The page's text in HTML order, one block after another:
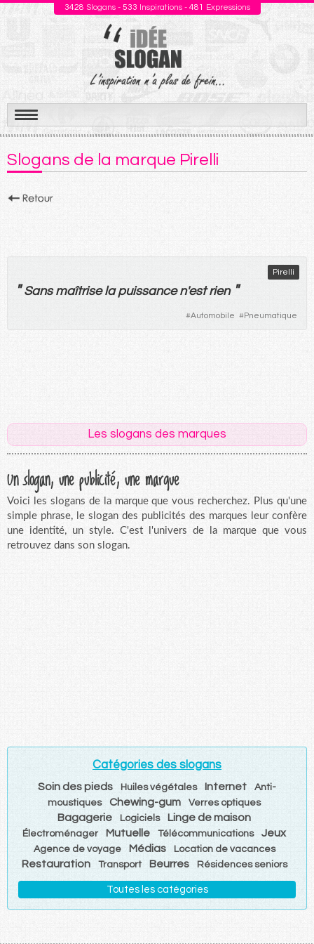
3428 Slogans - 533 Inspirations - 481 Expressions
Aller
au
contenu
Slogans de la marque Pirelli
Pirelli
" Sans maîtrise la puissancen'est rien "
#Automobile #Pneumatique
Les slogans des marques
Un slogan, une publicité, une marque
Voici les slogans de la marque que vous recherchez. Plus qu'une
simple phrase, le slogan des publicités des marques leur confère
une identité, un style. C'est l'univers de la marque que vous
retrouvez dans son slogan.
Catégories des slogans
Soin des pieds Huiles végétales Internet
Anti-
moustiques
Chewing-gum Verres optiques
Bagagerie Logiciels Linge de maison
Électroménager Mutuelle Télécommunications Jeux
Agence de voyage Médias Location de vacances
Restauration Transport Beurres Résidences seniors
Toutes les catégories